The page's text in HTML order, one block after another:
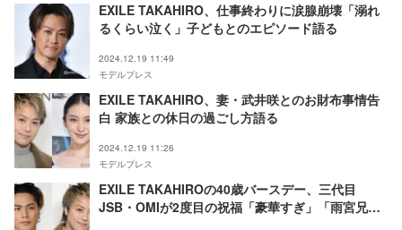
EXILE TAKAHIRO、仕事終わりに涙腺崩壊「溺れ
るくらい泣く」子どもとのエピソード語る
2024.12.19 11:49
モデルプレス
EXILE TAKAHIRO、妻・武井咲とのお財布事情告
白 家族との休日の過ごし方語る
2024.12.19 11:26
モデルプレス
EXILE TAKAHIROの40歳バースデー、三代目
JSB・OMIが2度目の祝福「豪華すぎ」「雨宮兄弟